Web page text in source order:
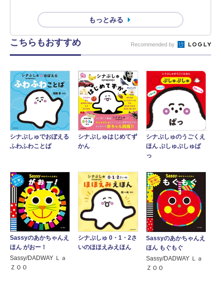
もっとみる
こちらもおすすめ Recommended by
シナぷしゅでおぼえる
ふわふわことば
シナぷしゅはじめてず
かん
シナぷしゅのうごくえ
ほん ぷしゅぷしゅぱ
っ
Sassyのあかちゃんえ
ほん がおー！
Sassy/DADWAY Ｌａ
ＺＯＯ
シナぷしゅ 0・1・2さ
いのほほえみえほん
Sassyのあかちゃんえ
ほん もぐもぐ
Sassy/DADWAY Ｌａ
ＺＯＯ